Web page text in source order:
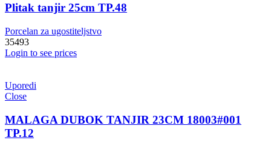
Plitak tanjir 25cm TP.48
Porcelan za ugostiteljstvo
35493
Login to see prices
Uporedi
Close
MALAGA DUBOK TANJIR 23CM 18003#001
TP.12